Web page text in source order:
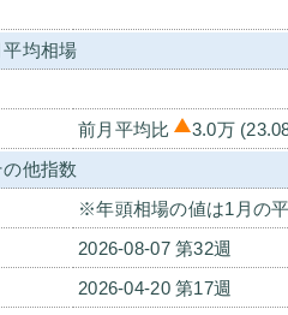
平均相場
前月平均比
3.0万
の他指数
※年頭相場の値は1月の
2026-08-07 第32週
2026-04-20 第17週